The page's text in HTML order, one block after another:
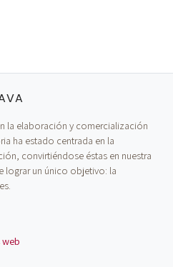
la elaboración y comercialización
ha estado centrada en la
convirtiéndose éstas en nuestra
lograr un único objetivo: la
web